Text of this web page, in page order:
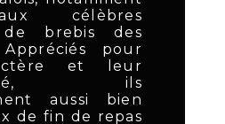
célèbres
de brebis des
Appréciés pour
et leur
ils
aussi bien
de fin de repas